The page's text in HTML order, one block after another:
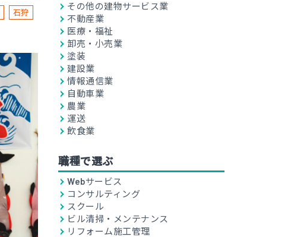
石狩
その他の建物サービス業
不動産業
医療・福祉
卸売・小売業
塗装
建設業
情報通信業
自動車業
農業
運送
飲食業
職種で選ぶ
Webサービス
コンサルティング
スクール
ビル清掃・メンテナンス
リフォーム施工管理